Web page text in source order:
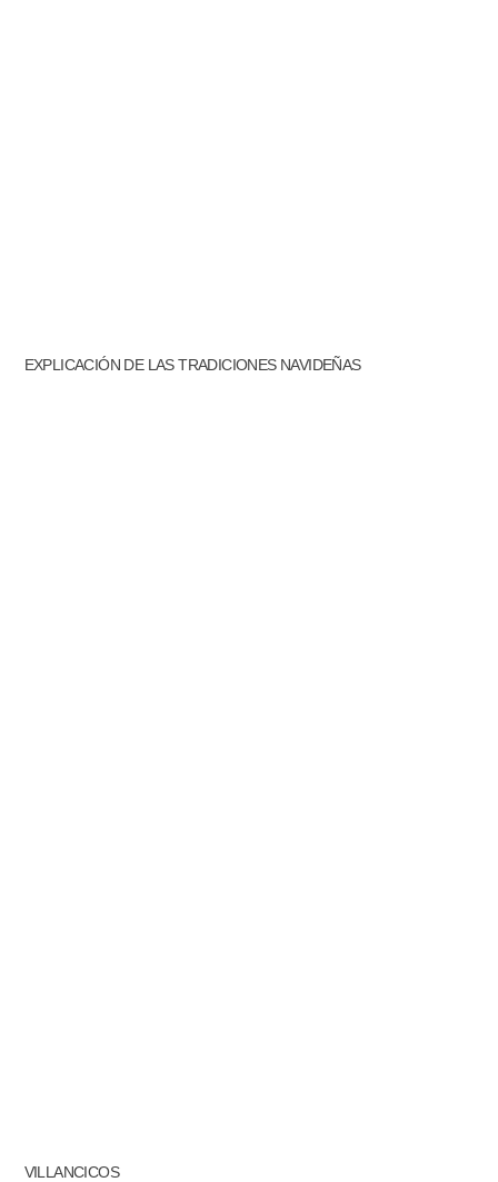
EXPLICACIÓN DE LAS TRADICIONES NAVIDEÑAS
VILLANCICOS